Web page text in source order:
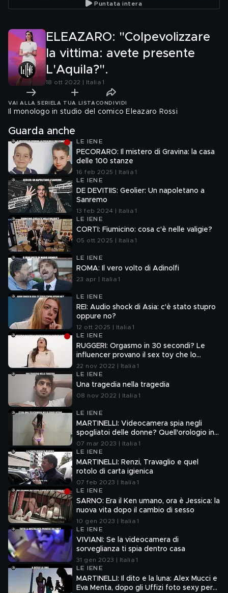
Puntata intera
ELEAZARO: "Colpevolizzare
la vittima: avete presente
L'Aquila?".
18 ott 2022 | Italia 1
VAI ALLA SERIE LA TUA LISTA CONDIVIDI
Il monologo in studio del comico Eleazaro Rossi
Guarda anche
LE IENE
PECORARO: Il mistero di Gravina: la casa
delle 100 stanze
16 feb 2025 | Italia 1
LE IENE
DE DEVITIIS: Geolier: Un napoletano a
Sanremo
13 feb 2024 | Italia 1
LE IENE
CORTI: Fiumicino: cosa c'è nelle valigie?
05 ott 2025 | Italia 1
LE IENE
ROMA: Il vero volto di Adinolfi
23 apr | Italia 1
LE IENE
REI: Audio shock di Asia: c'è stato stupro
oppure no?
12 ott 2025 | Italia 1
LE IENE
RUGGERI: Orgasmo in 30 secondi? Le
influencer provano il sex toy che lo
promette
22 nov 2022 | Italia 1
LE IENE
Una tragedia nella tragedia
08 nov 2022 | Italia 1
LE IENE
MARTINELLI: Videocamera spia negli
spogliatoi delle donne? Quell'orologio in
palestra
07 mar 2023 | Italia 1
LE IENE
MARTINELLI: Renzi, Travaglio e quel
rotolo di carta igienica
07 feb 2023 | Italia 1
LE IENE
SARNO: Era il Ken umano, ora è Jessica: la
nuova vita dopo il cambio di sesso
10 gen 2023 | Italia 1
LE IENE
VIVIANI: Se la videocamera di
sorveglianza ti spia dentro casa
31 gen 2023 | Italia 1
LE IENE
MARTINELLI: Il dito e la luna: Alex Mucci e
Eva Menta, dopo gli Uffizi foto sexy per